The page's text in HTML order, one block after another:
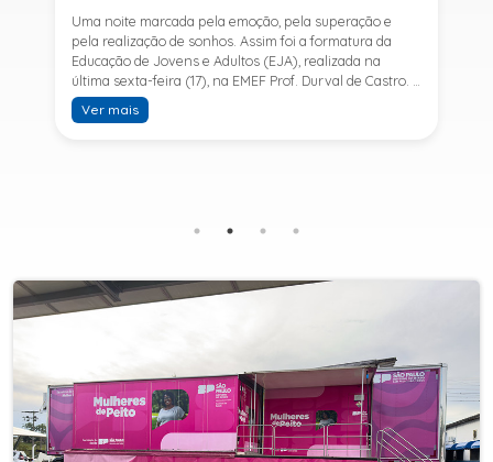
Uma noite marcada pela emoção, pela superação e
pela realização de sonhos. Assim foi a formatura da
Educação de Jovens e Adultos (EJA), realizada na
última sexta-feira (17), na EMEF Prof. Durval de Castro. A
cerimônia celebrou a conclusão dos estudos de 53
alunos e entrou para a história ao marcar a primeira
SESI, ampliando o acesso à educação e oferecendo uma
retomar os estudos.A última turma da Educação de
Jovens e Adultos formada pelo município foi em 2016,
oferecida em Sete Barras e, a partir de agosto de 2025,
passou por uma importante ampliação. Em parceria
com o SESI, a Prefeitura passou a disponibilizar também
o Ensino Fundamental II (6º ao 9º ano) e o Ensino
Médio, ampliando significativamente as oportunidades
para que jovens e adultos concluam sua formação.A
Ver mais